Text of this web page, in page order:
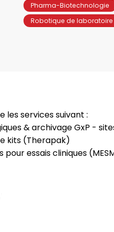
Pharma-Biotechnologie
Robotique de laboratoire
les services suivant :
& archivage GxP -
kits (Therapak)
essais cliniques